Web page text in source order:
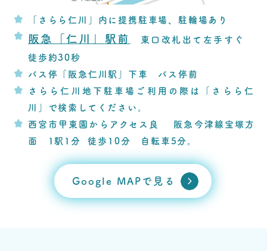
「さらら仁川」内に提携駐車場、駐輪場あり
阪急「仁川」駅前
東口改札出て左手すぐ
徒歩約30秒
バス停「阪急仁川駅」下車 バス停前
さらら仁川地下駐車場ご利用の際は「さらら仁
川」で検索してください。
西宮市甲東園からアクセス良 阪急今津線宝塚方
面 1駅1分 徒歩10分 自転車5分。
Google MAPで見る